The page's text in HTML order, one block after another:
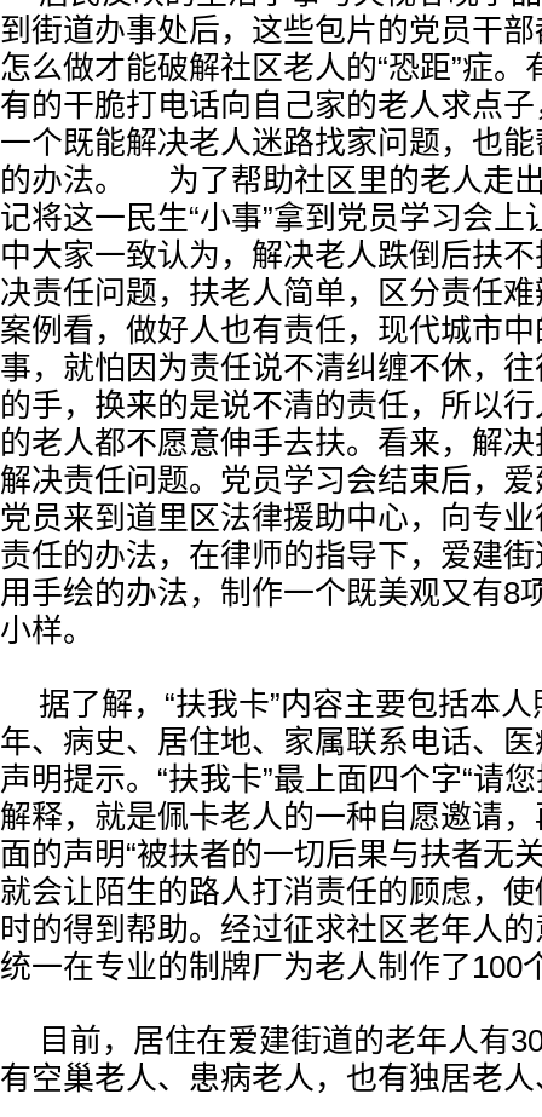
到街道办事处后，这些包片的党员干
怎么做才能破解社区老人的“恐距”症。
有的干脆打电话向自己家的老人求点
一个既能解决老人迷路找家问题，也
的办法。 为了帮助社区里的老人走
记将这一民生“小事”拿到党员学习会上
中大家一致认为，解决老人跌倒后扶
决责任问题，扶老人简单，区分责任
案例看，做好人也有责任，现代城市
事，就怕因为责任说不清纠缠不休，
的手，换来的是说不清的责任，所以
的老人都不愿意伸手去扶。看来，解
解决责任问题。党员学习会结束后，
党员来到道里区法律援助中心，向专
责任的办法，在律师的指导下，爱建
用手绘的办法，制作一个既美观又有8
小样。
据了解，“扶我卡”内容主要包括本
年、病史、居住地、家属联系电话、
声明提示。“扶我卡”最上面四个字“请
解释，就是佩卡老人的一种自愿邀请，
面的声明“被扶者的一切后果与扶者无
就会让陌生的路人打消责任的顾虑，
时的得到帮助。经过征求社区老年人
统一在专业的制牌厂为老人制作了100
目前，居住在爱建街道的老年人有
有空巢老人、患病老人，也有独居老